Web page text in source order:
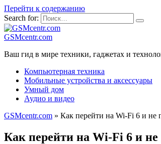
Перейти к содержанию
Search for:
GSMcentr.com
Ваш гид в мире техники, гаджетах и
Компьютерная техника
Мобильные устройства и аксессуары
Умный дом
Аудио и видео
GSMcentr.com » Как перейти на Wi-Fi 6 и не
Как перейти на Wi-Fi 6 и